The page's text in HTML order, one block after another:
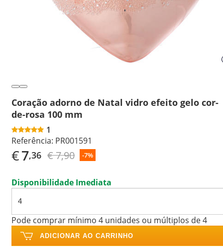
Coração adorno de Natal vidro efeito gelo cor-
de-rosa 100 mm
1
Referência: PR001591
€7,36 € 7,90 -7%
Disponibilidade Imediata
Pode comprar mínimo 4 unidades ou múltiplos de 4
ADICIONAR AO CARRINHO